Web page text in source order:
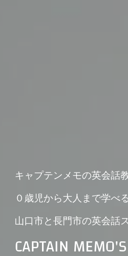
キャプテンメモの英会話
０歳児から大人まで学べ
山口市と長門市の英会話
CAPTAIN MEMO'S